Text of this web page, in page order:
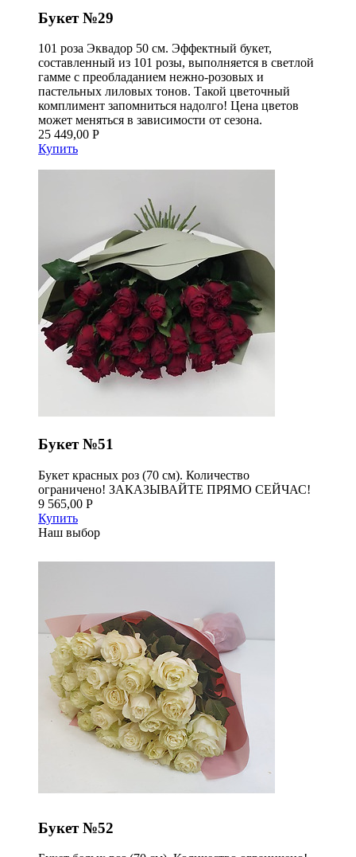
Букет №29
101 роза Эквадор 50 см. Эффектный букет,
составленный из 101 розы, выполняется в светлой
гамме с преобладанием нежно-розовых и
пастельных лиловых тонов. Такой цветочный
комплимент запомниться надолго! Цена цветов
может меняться в зависимости от сезона.
25 449,00 Р
Купить
Букет №51
Букет красных роз (70 см). Количество
ограничено! ЗАКАЗЫВАЙТЕ ПРЯМО СЕЙЧАС!
9 565,00 Р
Купить
Наш выбор
Букет №52